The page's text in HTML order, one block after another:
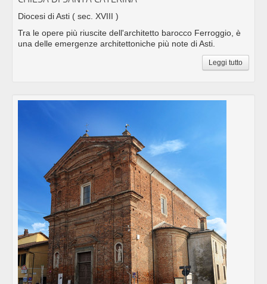
Diocesi di Asti ( sec. XVIII )
Tra le opere più riuscite dell'architetto barocco Ferroggio, è
una delle emergenze architettoniche più note di Asti.
Leggi tutto